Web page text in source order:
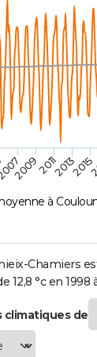
à
2009201120132015
Chamiers
°c en 1998
de